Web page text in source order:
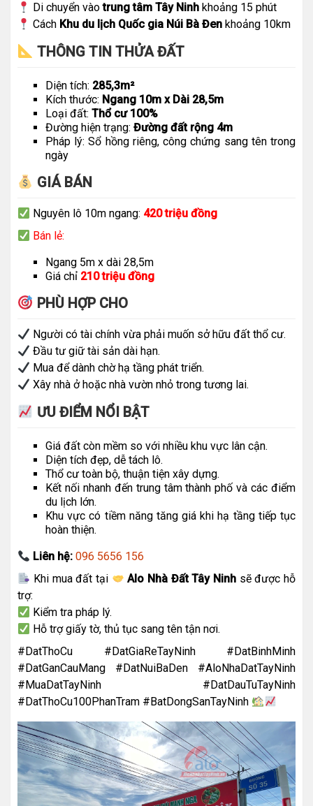
Di chuyển vàotrung tâm Tây Ninh khoảng 15 phút
Cách Khu du lịch Quốc gia Núi Bà Đen khoảng 10km
THÔNG TIN THỬA ĐẤT
Diện tích: 285,3m²
Kích thước: Ngang 10m x Dài 28,5m
Loại đất: Thổ cư 100%
Đường hiện trạng: Đường đất rộng 4m
Pháp lý: Sổ hồng riêng, công chứng sang tên trong
ngày
GIÁ BÁN
Nguyên lô 10m ngang: 420 triệu đồng
Bán lẻ:
Ngang 5m x dài 28,5m
Giá chỉ 210 triệu đồng
PHÙ HỢP CHO
Người có tài chính vừa phải muốn sở hữu đất thổ cư.
Đầu tư giữ tài sản dài hạn.
Mua để dành chờ hạ tầng phát triển.
Xây nhà ở hoặc nhà vườn nhỏ trong tương lai.
ƯU ĐIỂM NỔI BẬT
Giá đất còn mềm so với nhiều khu vực lân cận.
Diện tích đẹp, dễ tách lô.
Thổ cư toàn bộ, thuận tiện xây dựng.
Kết nối nhanh đến trung tâm thành phố và các điểm
du lịch lớn.
Khu vực có tiềm năng tăng giá khi hạ tầng tiếp tục
hoàn thiện.
Liên hệ: 096 5656 156
Khi mua đất tại
Alo Nhà Đất Tây Ninh sẽ được hỗ
trợ:
Kiểm tra pháp lý.
Hỗ trợ giấy tờ, thủ tục sang tên tận nơi.
#DatThoCu #DatGiaReTayNinh #DatBinhMinh
#DatGanCauMang #DatNuiBaDen #AloNhaDatTayNinh
#MuaDatTayNinh #DatDauTuTayNinh
#DatThoCu100PhanTram #BatDongSanTayNinh